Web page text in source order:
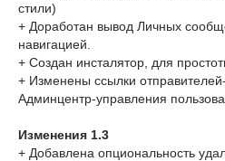
стили)
+ Доработан вывод Личных
навигацией.
+ Создан инсталятор, для
+ Изменены ссылки
Админцентр-управления
Изменения 1.3
+ Добавлена опциональность